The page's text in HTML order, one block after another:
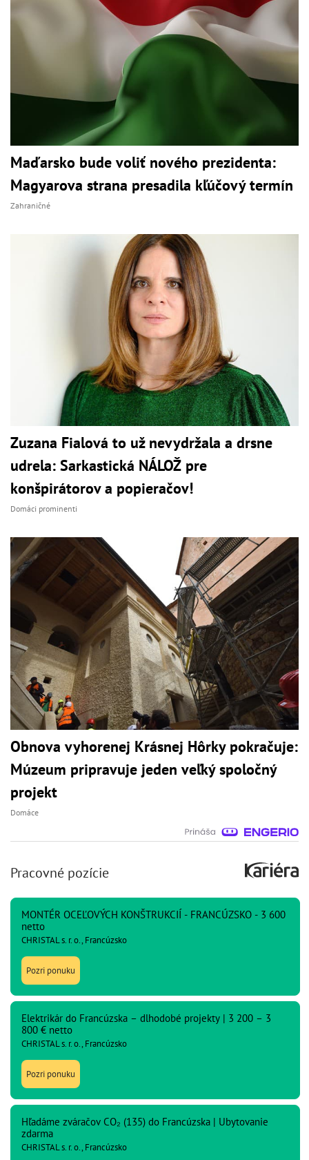
Maďarsko bude voliť nového prezidenta:
Magyarova strana presadila kľúčový termín
Zahraničné
Zuzana Fialová to už nevydržala a drsne
udrela: Sarkastická NÁLOŽ pre
konšpirátorov a popieračov!
Domáci prominenti
Obnova vyhorenej Krásnej Hôrky pokračuje:
Múzeum pripravuje jeden veľký spoločný
projekt
Domáce
Pracovné pozície
MONTÉR OCEĽOVÝCH KONŠTRUKCIÍ - FRANCÚZSKO - 3 600
netto
CHRISTAL s. r. o., Francúzsko
Pozri ponuku
Elektrikár do Francúzska – dlhodobé projekty | 3 200 – 3
800 € netto
CHRISTAL s. r. o., Francúzsko
Pozri ponuku
Hľadáme zváračov CO₂ (135) do Francúzska | Ubytovanie
zdarma
CHRISTAL s. r. o., Francúzsko